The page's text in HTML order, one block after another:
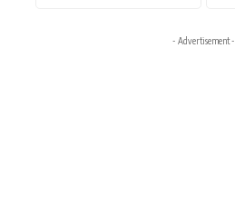
- Advertisement -